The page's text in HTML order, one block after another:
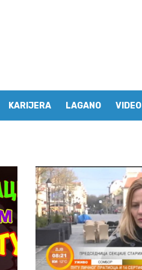
KARIJERA LAGANO VIDEO